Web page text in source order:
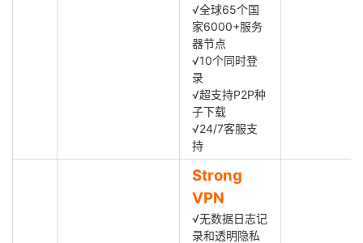
√全球65个国
家6000+服务
器节点
√10个同时登
录
√超支持P2P种
子下载
√24/7客服支
持
Strong
VPN
√无数据日志记
录和透明隐私